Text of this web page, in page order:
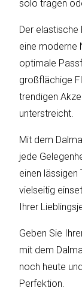
Katalog
erstellen
Preisliste
erstellen
solo tragen
Der elastische
eine moderne
optimale
großflächige
trendigen
unterstreicht.
Mit dem
jede
einen lässigen
vielseitig
Ihrer
Geben Sie
mit dem
noch heute
Perfektion.